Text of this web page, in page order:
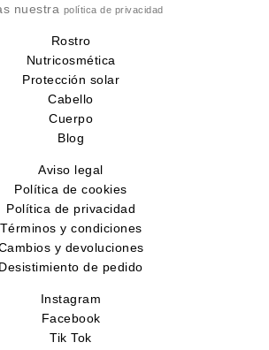
nuestra política de privacidad
Rostro
Nutricosmética
Protección solar
Cabello
Cuerpo
Blog
Aviso legal
Política de cookies
Política de privacidad
Términos y condiciones
y devoluciones
Desistimiento de pedido
Instagram
Facebook
Tik Tok